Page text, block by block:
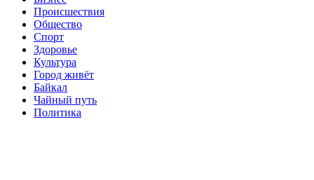
Происшествия
Общество
Cпорт
Здоровье
Культура
Город живёт
Байкал
Чайный путь
Политика